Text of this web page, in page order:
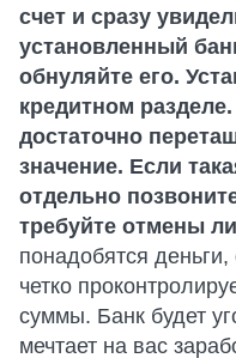
счет и сразу
установленный
обнуляйте его.
кредитном
достаточно
значение. Если
отдельно
требуйте отмены
понадобятся деньги,
четко
суммы. Банк будет
мечтает на вас